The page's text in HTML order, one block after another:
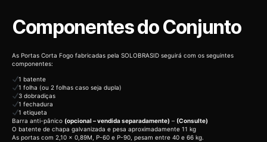
Componentes do Conjunto
As Portas Corta Fogo fabricadas pela SOLOBRASID seguirá com os seguintes
componentes:
1 batente
1 folha (ou 2 folhas caso seja dupla)
3 dobradiças
1 fechadura
1 etiqueta
Barra anti-pânico (opcional – vendida separadamente) – (Consulte)
O batente de chapa galvanizada e pesa aproximadamente 11 kg
As portas com 2,10 x 0,89M, P-60 e P-90, pesam entre 40 e 66 kg.